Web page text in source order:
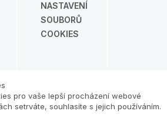
NASTAVENÍ
SOUBORŮ
COOKIES
pro vaše lepší procházení webové
setrváte, souhlasíte s jejich používáním.